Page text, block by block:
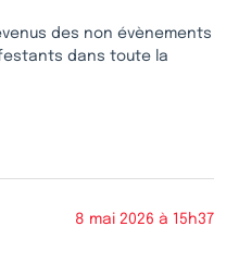
des non évènements
dans toute la
8 mai 2026 à 15h37